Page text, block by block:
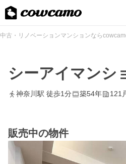
中古・リノベーションマンションなら
シーアイマンシ
神奈川駅 徒歩1分 築54年 121
販売中の物件